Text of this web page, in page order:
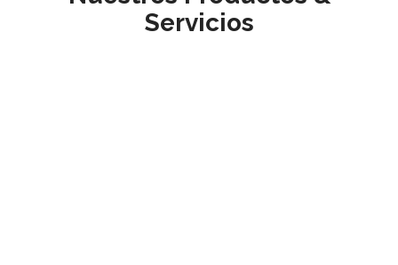
Servicios